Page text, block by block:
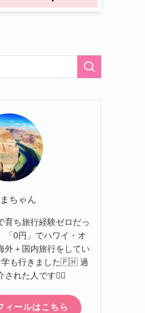
ちゃん
育ち旅行経験ゼロだっ
「0円」でハワイ・オ
外＋国内旅行をしてい
学も行きました🇵🇭 過
れた人です🙋‍♀️
ィールはこちら